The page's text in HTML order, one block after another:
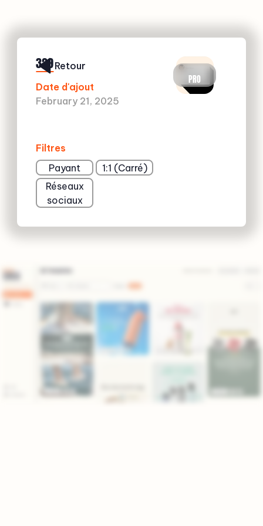
329
Date d'ajout
February 21, 2025
Filtres
Payant
1:1 (Carré)
Réseaux
sociaux
PRO
Retour